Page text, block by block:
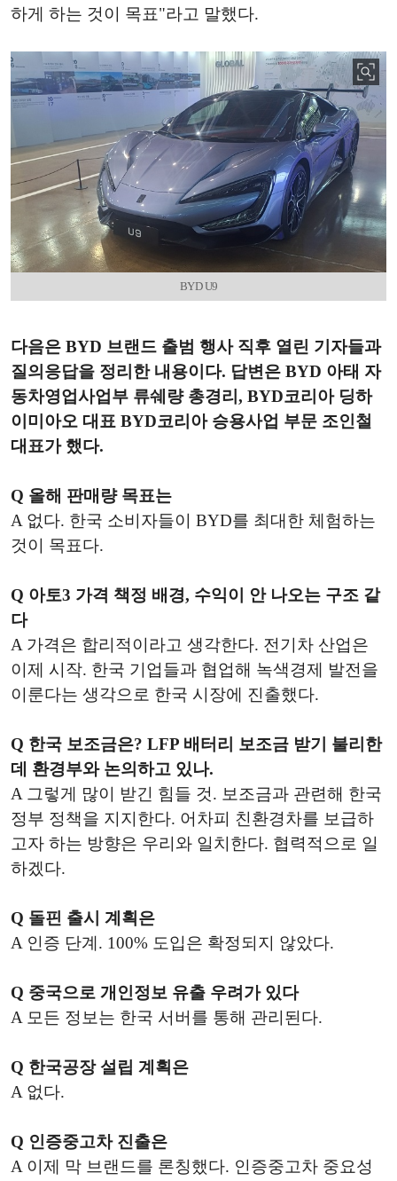
하게 하는 것이 목표"라고 말했다.
BYD U9
다음은 BYD 브랜드 출범 행사 직후 열린 기자들과
질의응답을 정리한 내용이다. 답변은 BYD 아태 자
동차영업사업부 류쉐량 총경리, BYD코리아 딩하
이미아오 대표 BYD코리아 승용사업 부문 조인철
대표가 했다.
Q 올해 판매량 목표는
A 없다. 한국 소비자들이 BYD를 최대한 체험하는
것이 목표다.
Q 아토3 가격 책정 배경, 수익이 안 나오는 구조 같
다
A 가격은 합리적이라고 생각한다. 전기차 산업은
이제 시작. 한국 기업들과 협업해 녹색경제 발전을
이룬다는 생각으로 한국 시장에 진출했다.
Q 한국 보조금은? LFP 배터리 보조금 받기 불리한
데 환경부와 논의하고 있나.
A 그렇게 많이 받긴 힘들 것. 보조금과 관련해 한국
정부 정책을 지지한다. 어차피 친환경차를 보급하
고자 하는 방향은 우리와 일치한다. 협력적으로 일
하겠다.
Q 돌핀 출시 계획은
A 인증 단계. 100% 도입은 확정되지 않았다.
Q 중국으로 개인정보 유출 우려가 있다
A 모든 정보는 한국 서버를 통해 관리된다.
Q 한국공장 설립 계획은
A 없다.
Q 인증중고차 진출은
A 이제 막 브랜드를 론칭했다. 인증중고차 중요성